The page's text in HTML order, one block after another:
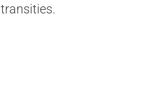
transities.